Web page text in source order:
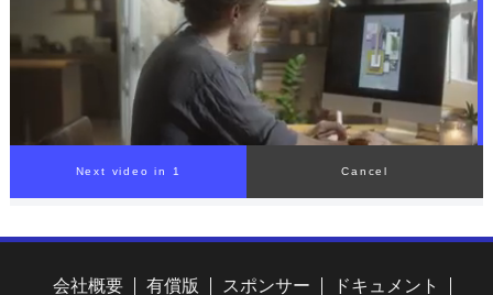
会社概要 有償版 スポンサー ドキュメント